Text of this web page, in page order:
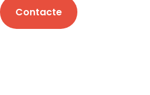
masajului de la cei mai
Contacte